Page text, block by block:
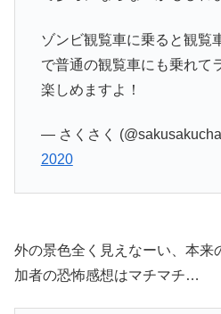
ゾンビ観覧車に乗ると観覧
で普通の観覧車にも乗れて
楽しめますよ！
— さくさく
2020
外の景色全く見えなーい、本来
加者の恐怖感想はマチマチ…